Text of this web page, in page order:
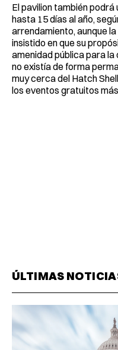
El pavilion también
hasta 15 días al año,
arrendamiento, aunque
insistido en que su
amenidad pública para
no existía de forma
muy cerca del Hatch
los eventos gratuitos
ÚLTIMAS